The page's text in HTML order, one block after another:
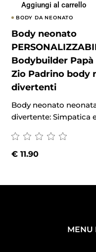
Aggiungi al carrello
BODY DA NEONATO
Body neonato
Bodybuilder
Zio Padrino body
divertenti
Body neonato
divertente: Simpatica
€ 11.90
MENU